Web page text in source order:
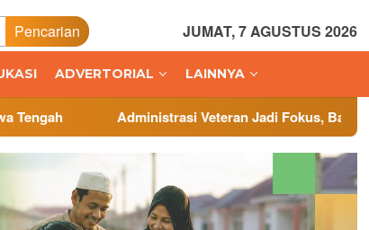
Pencarian JUMAT, 7 AGUSTUS 2026
ADVERTORIAL LAINNYA
Veteran Jadi Fokus, Badan Cadangan Nasional